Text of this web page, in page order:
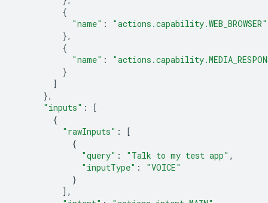
{
"name" :
"actions.capability.WEB_BROWSER"
},
{
"name" :
}
]
},
"inputs" :
[
{
"rawInputs" :
[
{
"query" : "Talk to my test app" ,
"inputType" :
"VOICE"
}
],